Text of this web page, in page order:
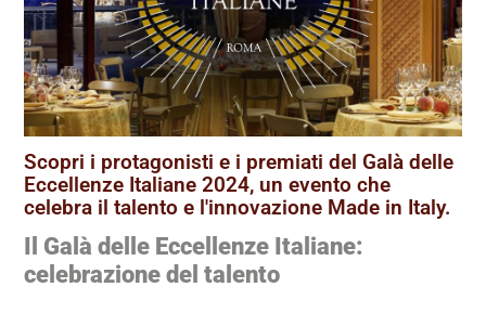
Scopri i protagonisti e i premiati del Galà delle
Eccellenze Italiane 2024, un evento che
celebra il talento e l'innovazione Made in Italy.
Il Galà delle Eccellenze Italiane:
celebrazione del talento